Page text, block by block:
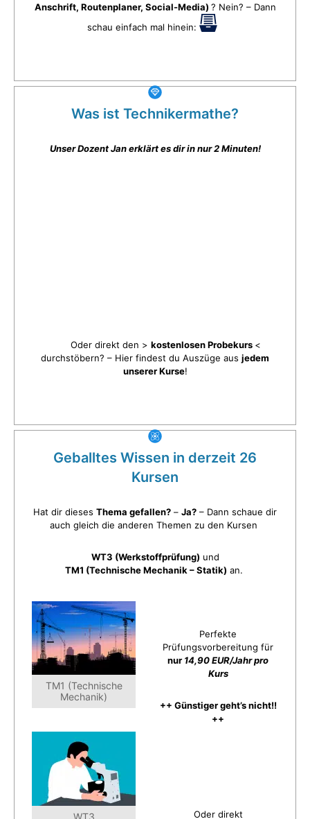
Anschrift, Routenplaner, Social-Media) ? Nein? – Dann
schau einfach mal hinein:
Was ist Technikermathe?
Unser Dozent Jan erklärt es dir in nur 2 Minuten!
Oder direkt den > kostenlosen Probekurs <
durchstöbern? – Hier findest du Auszüge aus jedem
unserer Kurse!
Geballtes Wissen in derzeit 26
Kursen
Hat dir dieses Thema gefallen? – Ja? – Dann schaue dir
auch gleich die anderen Themen zu den Kursen
WT3 (Werkstoffprüfung) und
TM1 (Technische Mechanik – Statik) an.
TM1 (Technische
Mechanik)
WT3
Perfekte
Prüfungsvorbereitung für
nur 14,90 EUR/Jahr pro
Kurs
++ Günstiger geht’s nicht!!
++
Oder direkt